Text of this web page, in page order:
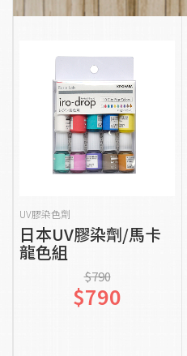
貨到通知我
UV膠染色劑
日本UV膠染劑/馬卡
龍色組
$790
$790